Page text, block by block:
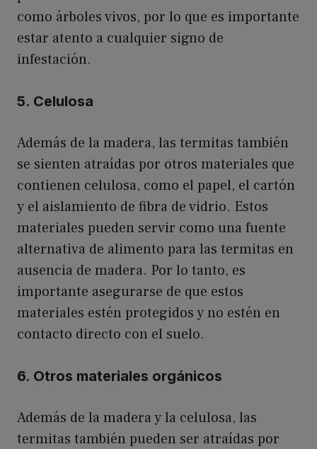
como árboles vivos, por lo que es importante
estar atento a cualquier signo de
infestación.
5. Celulosa
Además de la madera, las termitas también
se sienten atraídas por otros materiales que
contienen celulosa, como el papel, el cartón
y el aislamiento de fibra de vidrio. Estos
materiales pueden servir como una fuente
alternativa de alimento para las termitas en
ausencia de madera. Por lo tanto, es
importante asegurarse de que estos
materiales estén protegidos y no estén en
contacto directo con el suelo.
6. Otros materiales orgánicos
Además de la madera y la celulosa, las
termitas también pueden ser atraídas por